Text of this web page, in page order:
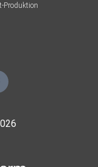
Produktion